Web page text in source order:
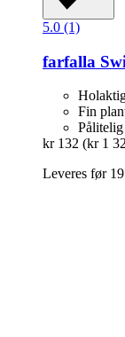
5.0 (1)
farfalla
Fin
kr 132 (kr 1
Leveres før